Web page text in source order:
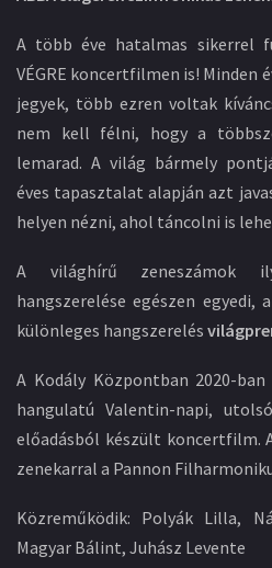
A több éve hatalmas sikerrel
VÉGRE koncertfilmen is! Minden
jegyek, több ezren voltak
nem kell félni, hogy a
lemarad. A világ bármely
éves tapasztalat alapján azt
helyen nézni, ahol táncolni is
A világhírű zeneszámok
hangszerelése egészen egyedi,
különleges hangszerelés
A Kodály Központban 2020-
hangulatú Valentin-napi,
előadásból készült koncertfilm.
zenekarral a Pannon
Közreműködik: Polyák Lilla,
Magyar Bálint, Juhász Levente